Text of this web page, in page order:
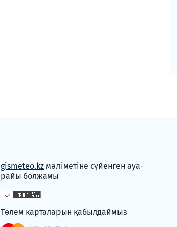
gismeteo.kz мәліметіне сүйенген ауа-
райы болжамы
Төлем карталарын қабылдаймыз